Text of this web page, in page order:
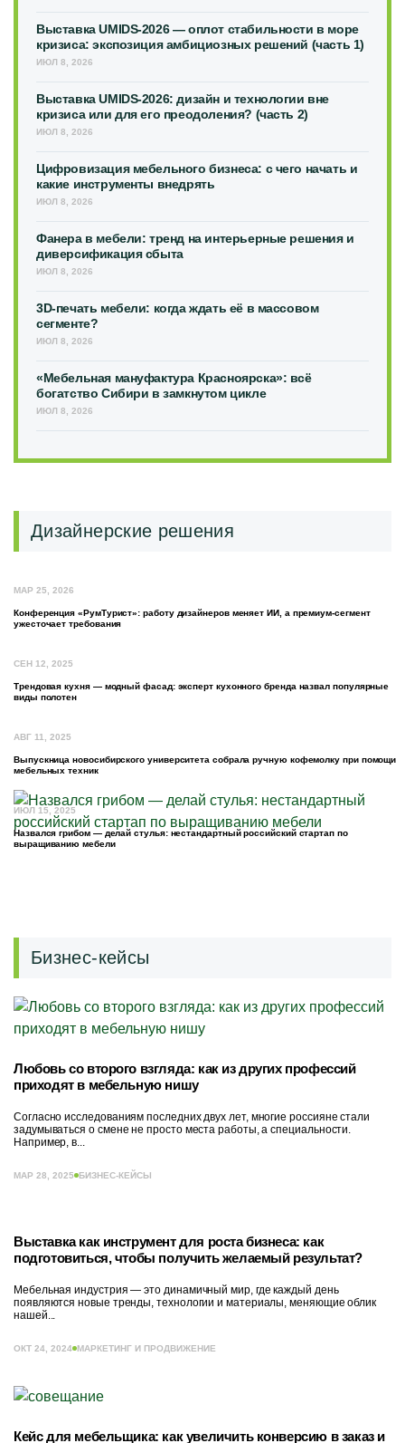
Выставка UMIDS-2026 — оплот стабильности в море
кризиса: экспозиция амбициозных решений (часть 1)
ИЮЛ 8, 2026
Выставка UMIDS-2026: дизайн и технологии вне
кризиса или для его преодоления? (часть 2)
ИЮЛ 8, 2026
Цифровизация мебельного бизнеса: с чего начать и
какие инструменты внедрять
ИЮЛ 8, 2026
Фанера в мебели: тренд на интерьерные решения и
диверсификация сбыта
ИЮЛ 8, 2026
3D-печать мебели: когда ждать её в массовом
сегменте?
ИЮЛ 8, 2026
«Мебельная мануфактура Красноярска»: всё
богатство Сибири в замкнутом цикле
ИЮЛ 8, 2026
Дизайнерские решения
МАР 25, 2026
Конференция «РумТурист»: работу дизайнеров меняет ИИ, а премиум-сегмент
ужесточает требования
СЕН 12, 2025
Трендовая кухня — модный фасад: эксперт кухонного бренда назвал популярные
виды полотен
АВГ 11, 2025
Выпускница новосибирского университета собрала ручную кофемолку при помощи
мебельных техник
ИЮЛ 15, 2025
Назвался грибом — делай стулья: нестандартный российский стартап по
выращиванию мебели
Бизнес-кейсы
Любовь со второго взгляда: как из других профессий
приходят в мебельную нишу
Согласно исследованиям последних двух лет, многие россияне стали
задумываться о смене не просто места работы, а специальности.
Например, в...
МАР 28, 2025 БИЗНЕС-КЕЙСЫ
Выставка как инструмент для роста бизнеса: как
подготовиться, чтобы получить желаемый результат?
Мебельная индустрия — это динамичный мир, где каждый день
появляются новые тренды, технологии и материалы, меняющие облик
нашей...
ОКТ 24, 2024 МАРКЕТИНГ И ПРОДВИЖЕНИЕ
Кейс для мебельщика: как увеличить конверсию в заказ и